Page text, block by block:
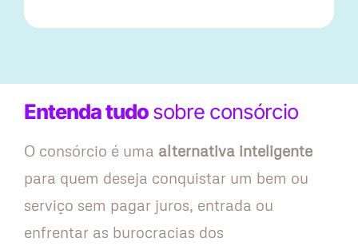
Entenda tudosobre consórcio
O consórcio é uma alternativa inteligente
para quem deseja conquistar um bem ou
serviço sem pagar juros, entrada ou
enfrentar as burocracias dos